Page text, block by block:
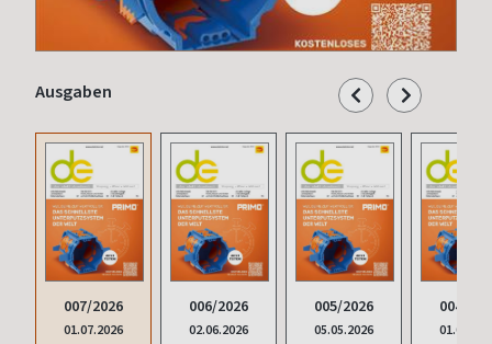
Ausgaben
007/2026
01.07.2026
006/2026
02.06.2026
005/2026
05.05.2026
004/